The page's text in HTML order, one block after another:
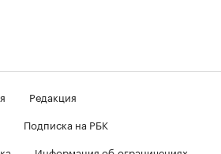
Редакция
Подписка на РБК